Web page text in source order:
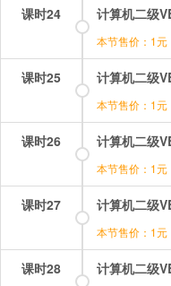
课时24
本节售价：1元
课时25
本节售价：1元
课时26
本节售价：1元
课时27
本节售价：1元
课时28